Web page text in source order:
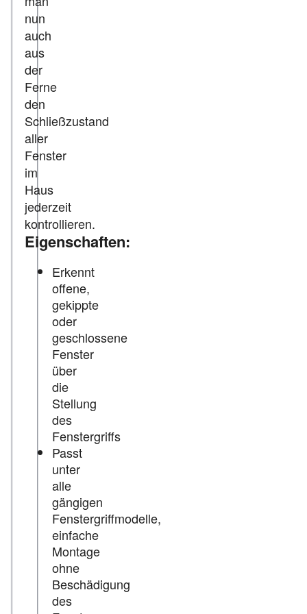
nun
auch
aus
der
Ferne
den
Schließzustand
aller
Fenster
im
Haus
jederzeit
kontrollieren.
Eigenschaften:
Erkennt
offene,
gekippte
oder
geschlossene
Fenster
über
die
Stellung
des
Fenstergriffs
Passt
unter
alle
gängigen
Fenstergriffmodelle,
einfache
Montage
ohne
Beschädigung
des